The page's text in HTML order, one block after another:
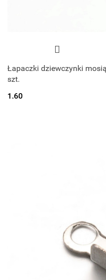
Łapaczki dziewczynki
szt.
1.60